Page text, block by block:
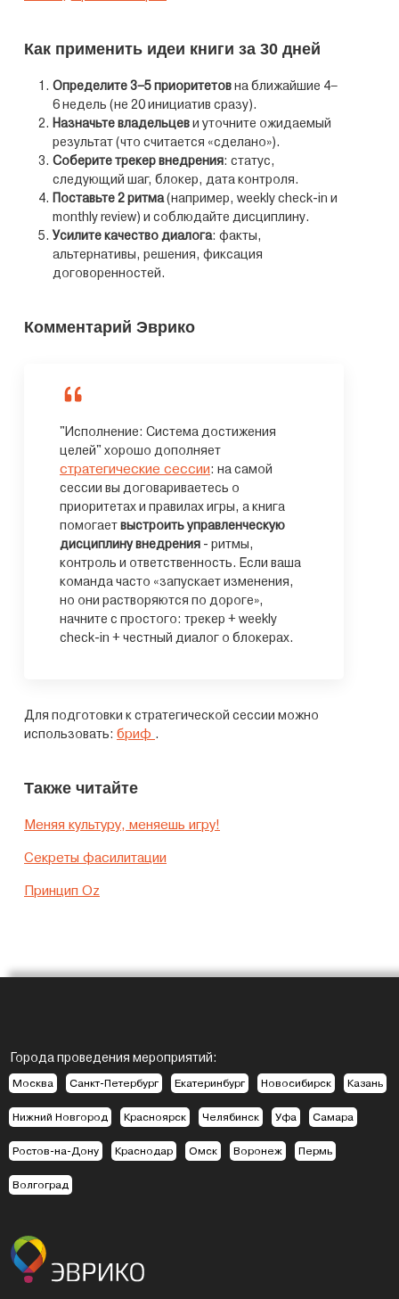
Как применить идеи книги за 30 дней
Определите 3–5 приоритетовна ближайшие 4–
6 недель (не 20 инициатив сразу).
Назначьте владельцеви уточните ожидаемый
результат (что считается «сделано»).
Соберите трекер внедрения: статус,
следующий шаг, блокер, дата контроля.
Поставьте 2 ритма(например, weekly check‑in и
monthly review) и соблюдайте дисциплину.
Усилите качество диалога: факты,
альтернативы, решения, фиксация
договоренностей.
Комментарий Эврико
"Исполнение: Система достижения
целей" хорошо дополняет
стратегические сессии: на самой
сессии вы договариваетесь о
приоритетах и правилах игры, а книга
помогаетвыстроить управленческую
дисциплину внедрения - ритмы,
контроль и ответственность. Если ваша
команда часто «запускает изменения,
но они растворяются по дороге»,
начните с простого: трекер + weekly
check‑in + честный диалог о блокерах.
Для подготовки к стратегической сессии можно
использовать: бриф .
Также читайте
Меняя культуру, меняешь игру!
Секреты фасилитации
Принцип Oz
Города проведения мероприятий:
Москва Санкт-Петербург Екатеринбург Новосибирск Казань
Нижний Новгород Красноярск Челябинск Уфа Самара
Ростов-на-Дону Краснодар Омск Воронеж Пермь
Волгоград